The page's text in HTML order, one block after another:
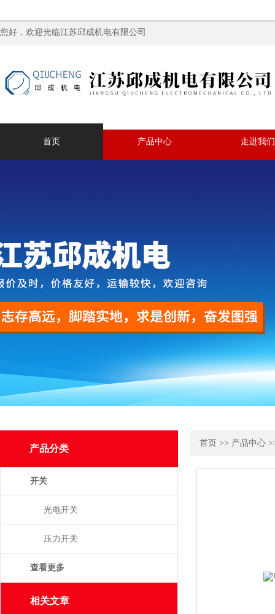
您好，欢迎光临江苏邱成机电有限公司
首页 产品中心 走进我们
产品分类
开关
光电开关
压力开关
查看更多
相关文章
首页 >> 产品中心